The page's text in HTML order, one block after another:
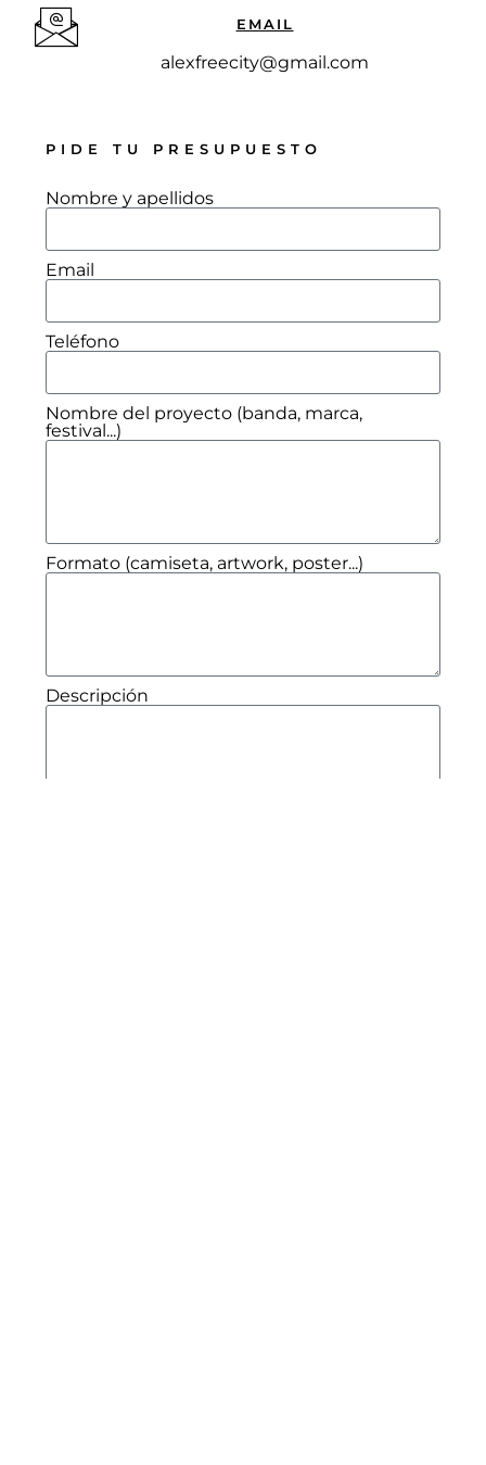
EMAIL
alexfreecity@gmail.com
PIDE TU PRESUPUESTO
Nombre y apellidos
Email
Teléfono
Nombre del proyecto (banda, marca,
festival...)
Formato (camiseta, artwork, poster...)
Descripción